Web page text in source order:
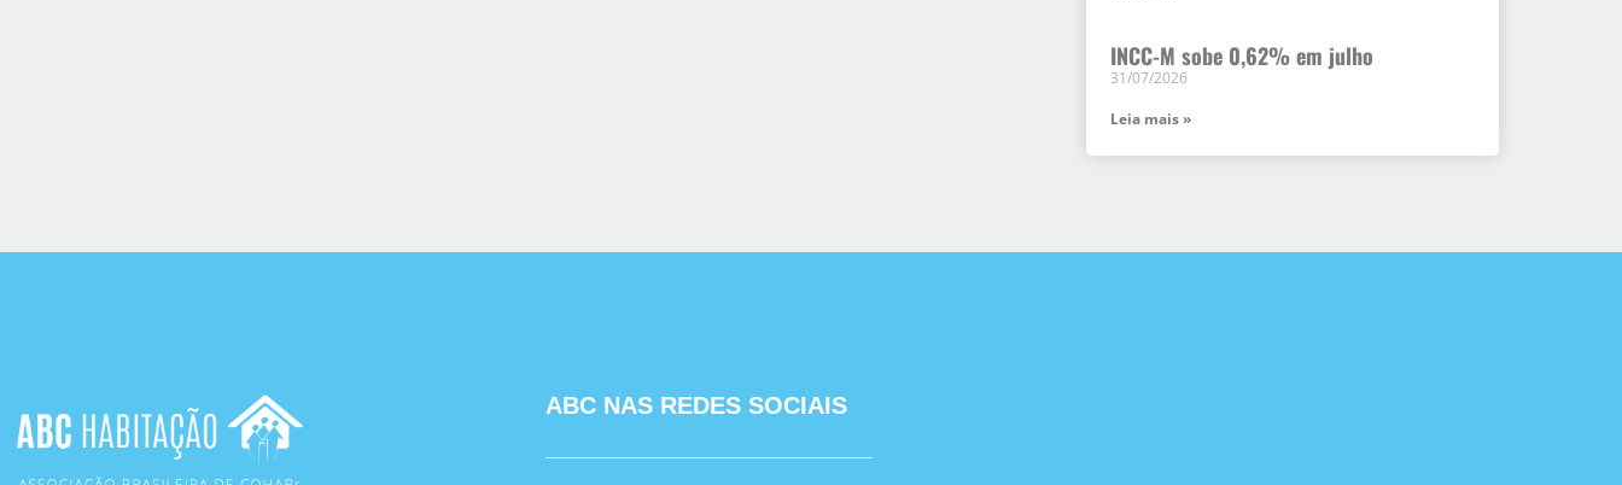
INCC-M sobe 0,62% em julho
31/07/2026
Leia mais »
ABC NAS REDES SOCIAIS